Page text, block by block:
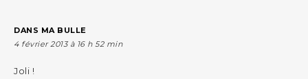
DANS MA BULLE
4 février 2013 à 16 h 52 min
Joli !